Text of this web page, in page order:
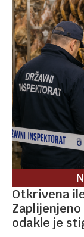
Otkrivena
odakle je